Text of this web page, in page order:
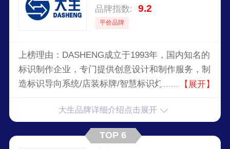
品牌指数: 9.2
平价品牌
上榜理由：DASHENG成立于1993年，国内知名的
标识制作企业，专门提供创意设计和制作服务，制
造标识导向系统/店装标牌/智慧标识灯箱/广告工程
品制作/现场安装/后期回访维护等一系列服务
【展开】
大生品牌详细介绍点击展开
TOP 6